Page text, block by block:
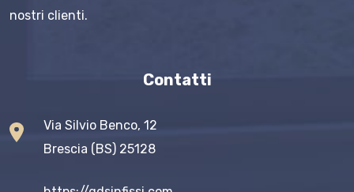
nostri clienti.
Contatti
Via Silvio Benco, 12
Brescia (BS) 25128